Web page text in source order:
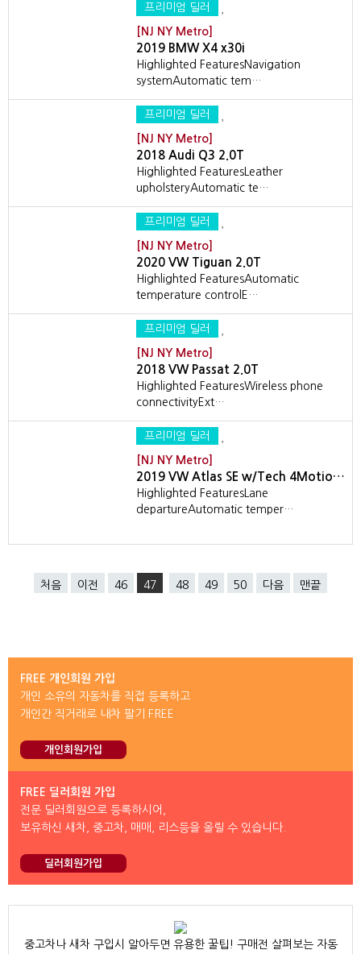
프리미엄 딜러
[NJ NY Metro]
2019 BMW X4 x30i
Highlighted FeaturesNavigation
systemAutomatic tem…
프리미엄 딜러
[NJ NY Metro]
2018 Audi Q3 2.0T
Highlighted FeaturesLeather
upholsteryAutomatic te…
프리미엄 딜러
[NJ NY Metro]
2020 VW Tiguan 2.0T
Highlighted FeaturesAutomatic
temperature controlE…
프리미엄 딜러
[NJ NY Metro]
2018 VW Passat 2.0T
Highlighted FeaturesWireless phone
connectivityExt…
프리미엄 딜러
[NJ NY Metro]
2019 VW Atlas SE w/Tech 4Motio…
Highlighted FeaturesLane
departureAutomatic temper…
처음 이전 46 47 48 49 50 다음 맨끝
FREE 개인회원 가입
개인 소유의 자동차를 직접 등록하고
개인간 직거래로 내차 팔기 FREE
개인회원가입
FREE 딜러회원 가입
전문 딜러회원으로 등록하시어,
보유하신 새차, 중고차, 매매, 리스등을 올릴 수 있습니다.
딜러회원가입
중고차나 새차 구입시 알아두면 유용한 꿀팁! 구매전 살펴보는 자동